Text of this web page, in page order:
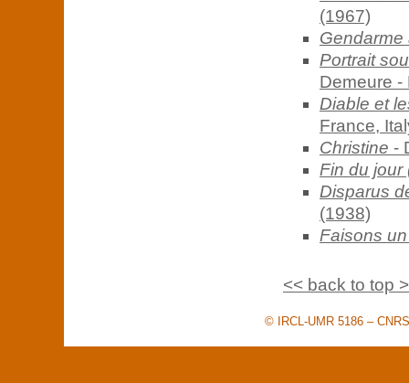
(1967)
Gendarme
Portrait
Demeure -
Diable et
France,
Christine -
Fin du jour
Disparus
(1938)
Faisons
<< back to top
© IRCL-UMR 5186 –